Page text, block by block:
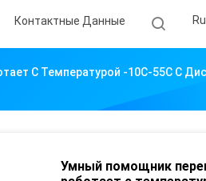
Контактные Данные
С Температурой -10C-55C С
Умный помощник